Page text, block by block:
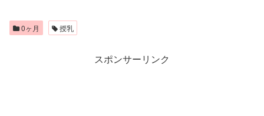
0ヶ月 授乳
スポンサーリンク